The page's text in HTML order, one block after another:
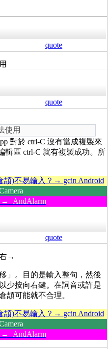
quote
quote
使用
對於 ctrl-C 沒有當成複製來
輯區 ctrl-C 就有複製成功。所
頡)不易輸入？→ gcin Android
→ AndAlarm
quote
→
」。目的是輸入整句，然後
少按向右鍵。在詞音或許是
頡可能就不合理。
頡)不易輸入？→ gcin Android
→ AndAlarm